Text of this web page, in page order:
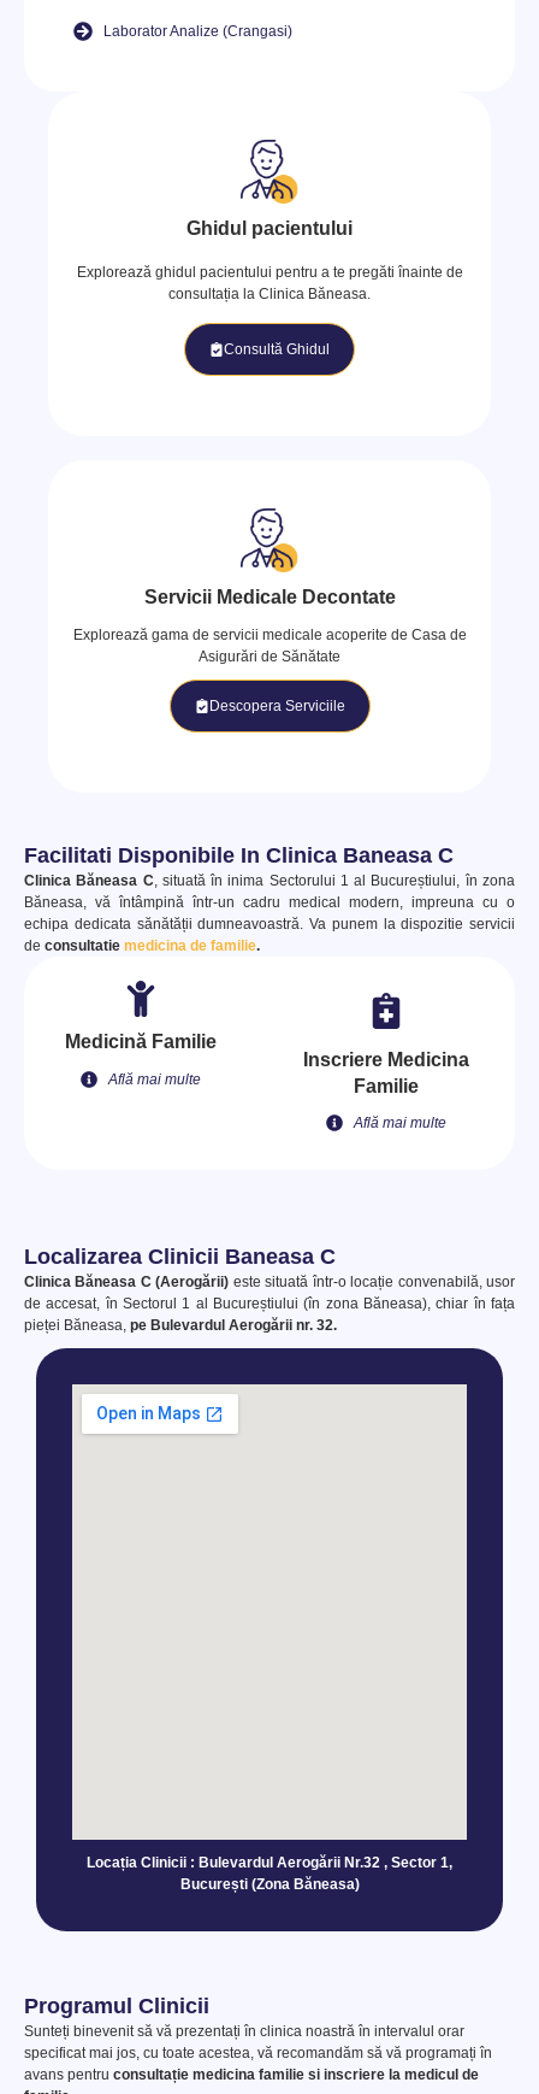
Laborator Analize (Crangasi)
Ghidul pacientului
Explorează ghidul pacientului pentru a te pregăti înainte de
consultația la Clinica Băneasa.
Consultă Ghidul
Servicii Medicale Decontate
Explorează gama de servicii medicale acoperite de Casa de
Asigurări de Sănătate
Descopera Serviciile
Facilitati Disponibile In Clinica Baneasa C
Clinica Băneasa C, situată în inima Sectorului 1 al Bucureștiului, în zona
Băneasa, vă întâmpină într-un cadru medical modern, impreuna cu o
echipa dedicata sănătății dumneavoastră. Va punem la dispozitie servicii
de consultatie medicina de familie.
Medicină Familie
Află mai multe
Inscriere Medicina
Familie
Află mai multe
Localizarea Clinicii Baneasa C
Clinica Băneasa C (Aerogării) este situată într-o locație convenabilă, usor
de accesat, în Sectorul 1 al Bucureștiului (în zona Băneasa), chiar în fața
pieței Băneasa, pe Bulevardul Aerogării nr. 32.
Locația Clinicii : Bulevardul Aerogării Nr.32 , Sector 1,
București (Zona Băneasa)​
Programul Clinicii
Sunteți binevenit să vă prezentați în clinica noastră în intervalul orar
specificat mai jos, cu toate acestea, vă recomandăm să vă programați în
avans pentru consultație medicina familie si inscriere la medicul de